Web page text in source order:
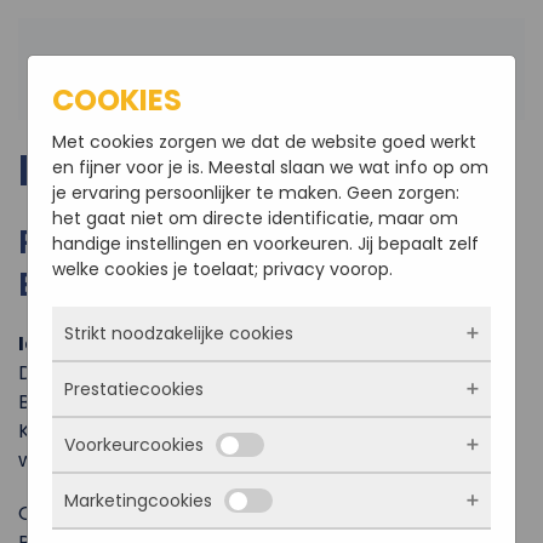
PRIVACY POLICY
PRIVACYVERKLARING A.S.R.
BOUWBEDRIJF
Identiteit
Deze privacyverklaring wordt gebruikt door ASR
Bouwbedrijf, ingeschreven bij de Kamer van
Koophandel onder nummer 55537995 op de
websitewww.asrbouw.nl
Ons adres:
COOKIES
Met cookies zorgen we dat de website goed werkt
en fijner voor je is. Meestal slaan we wat info op om
je ervaring persoonlijker te maken. Geen zorgen:
het gaat niet om directe identificatie, maar om
handige instellingen en voorkeuren. Jij bepaalt zelf
welke cookies je toelaat; privacy voorop.
Strikt noodzakelijke cookies
Deze cookies zorgen ervoor dat de website
überhaupt werkt. Ze zijn dus altijd actief en
kunnen niet worden uitgezet. Meestal worden
ze alleen geplaatst als jij iets doet, zoals
inloggen, een formulier invullen of je
privacyvoorkeuren opslaan. Je kunt je browser
Prestatiecookies
Met deze cookies zien we hoe vaak onze site
bezocht wordt, waar bezoekers vandaan
komen en welke pagina’s populair zijn. Zo
kunnen we de website blijven verbeteren.
Voorkeurcookies
Deze cookies onthouden jouw voorkeuren.
Bijvoorbeeld taalkeuze of ingevulde gegevens.
Marketingcookies